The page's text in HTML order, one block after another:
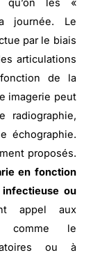
les «
journée. Le
par le biais
articulations
de la
imagerie peut
radiographie,
échographie.
proposés.
en fonction
ou
appel aux
comme le
ou à